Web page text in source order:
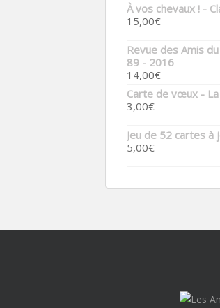
À vos chevaux ! -
15,00€
Revue des Amis
89 - 2016
14,00€
Carte de vœux -
3,00€
Jeu de 52 cartes à
5,00€